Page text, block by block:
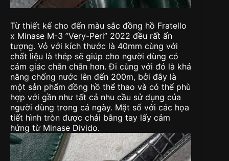
Từ thiết kế cho đến màu sắc đồng hồ Fratello
x Minase M-3 ”Very-Peri” 2022 đều rất ấn
tượng. Vỏ với kích thước là 40mm cùng với
chất liệu là thép sẽ giúp cho người dùng có
cảm giác chắn chắn hơn. Đi cùng với đó là khả
năng chống nước lên đến 200m, bởi đây là
một sản phẩm đồng hồ thể thao và có thể phù
hợp với gần như tất cả nhu cầu sử dụng của
người dùng trong cả ngày. Mặt số với các họa
tiết hình tròn được chải bằng tay lấy cảm
hứng từ Minase Divido.